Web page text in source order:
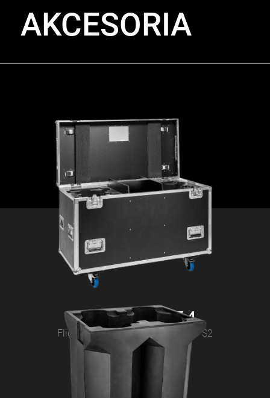
AKCESORIA
AZOR® S2 CASE 4
Flightcase dla 4x CAMEO AZOR® S2